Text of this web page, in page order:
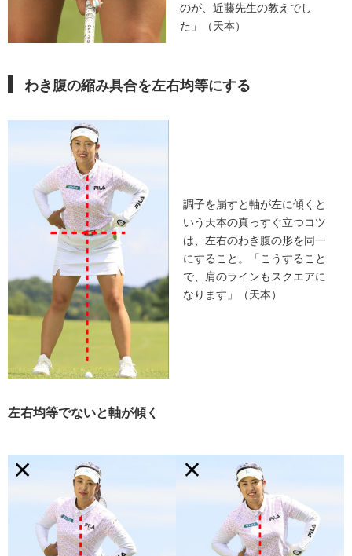
のが、近藤先生の教えでし
た」（天本）
わき腹の縮み具合を左右均等にする
調子を崩すと軸が左に傾くと
いう天本の真っすぐ立つコツ
は、左右のわき腹の形を同一
にすること。「こうすること
で、肩のラインもスクエアに
なります」（天本）
左右均等でないと軸が傾く